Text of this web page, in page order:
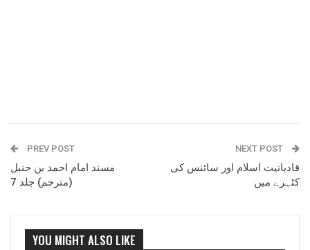
PREV POST
مسند امام احمد بن حنبل
(مترجم) جلد 7
NEXT POST
قادیانیت اسلام اور سائنس کی
کٹہرے میں
YOU MIGHT ALSO LIKE